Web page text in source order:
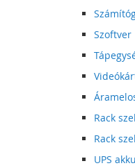
Szoftver
Rack
Rack
UPS